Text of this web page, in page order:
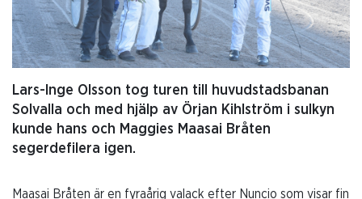
Lars-Inge Olsson tog turen till huvudstadsbanan
Solvalla och med hjälp av Örjan Kihlström i sulkyn
kunde hans och Maggies Maasai Bråten
segerdefilera igen.
Maasai Bråten är en fyraårig valack efter Nuncio som visar fin